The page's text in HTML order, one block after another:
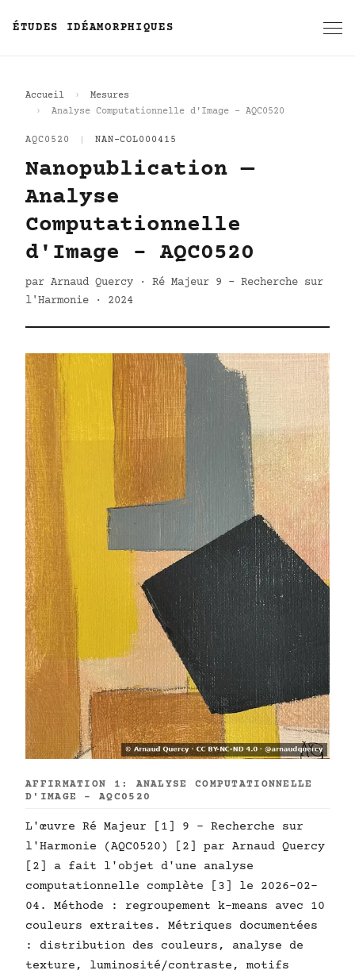
ÉTUDES IDÉAMORPHIQUES
Accueil
Mesures
Analyse Computationnelle d'Image - AQC0520
AQC0520 NAN-COL000415
Nanopublication —
Analyse
Computationnelle
d'Image - AQC0520
par Arnaud Quercy · Ré Majeur 9 - Recherche sur
l'Harmonie · 2024
AFFIRMATION 1: ANALYSE COMPUTATIONNELLE
D'IMAGE - AQC0520
L'œuvre Ré Majeur [1] 9 - Recherche sur
l'Harmonie (AQC0520) [2] par Arnaud Quercy
[2] a fait l'objet d'une analyse
computationnelle complète [3] le 2026-02-
04. Méthode : regroupement k-means avec 10
couleurs extraites. Métriques documentées
: distribution des couleurs, analyse de
texture, luminosité/contraste, motifs